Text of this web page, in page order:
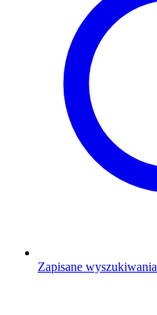
Zapisane wyszukiwania